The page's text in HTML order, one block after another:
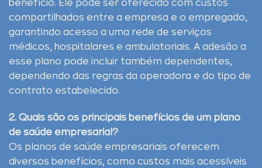
benefício. Ele pode ser oferecido com custos
compartilhados entre a empresa e o empregado,
garantindo acesso a uma rede de serviços
médicos, hospitalares e ambulatoriais. A adesão a
esse plano pode incluir também dependentes,
dependendo das regras da operadora e do tipo de
contrato estabelecido.
2. Quais são os principais benefícios de um plano
de saúde empresarial?
Os planos de saúde empresariais oferecem
diversos benefícios, como custos mais acessíveis